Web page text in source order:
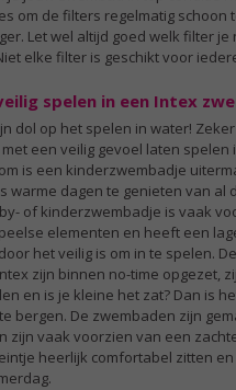
om de filters regelmatig schoon
Let wel altijd goed welk filter je
elke filter is geschikt voor
spelen in een Intex
dol op het spelen in water!
een veilig gevoel laten spelen
is een kinderzwembadje
warme dagen te genieten van al
of kinderzwembadje is vaak
elementen en heeft een
het veilig is om in te spelen. De
zijn binnen no-time opgezet,
en is je kleine het zat? Dan is
bergen. De zwembaden zijn
zijn vaak voorzien van een
heerlijk comfortabel zitten